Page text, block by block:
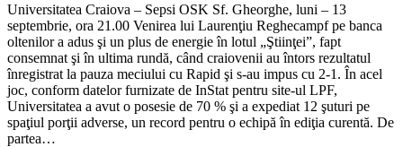
Universitatea Craiova – Sepsi OSK Sf. Gheorghe, luni – 13
septembrie, ora 21.00 Venirea lui Laurenţiu Reghecampf pe banca
oltenilor a adus şi un plus de energie în lotul „Ştiinţei”, fapt
consemnat şi în ultima rundă, când craiovenii au întors rezultatul
înregistrat la pauza meciului cu Rapid şi s-au impus cu 2-1. În acel
joc, conform datelor furnizate de InStat pentru site-ul LPF,
Universitatea a avut o posesie de 70 % şi a expediat 12 şuturi pe
spaţiul porţii adverse, un record pentru o echipă în ediţia curentă. De
partea…